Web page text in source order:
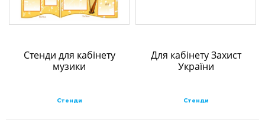
Стенди для кабінету
музики
Стенди
Для кабінету Захист
України
Стенди